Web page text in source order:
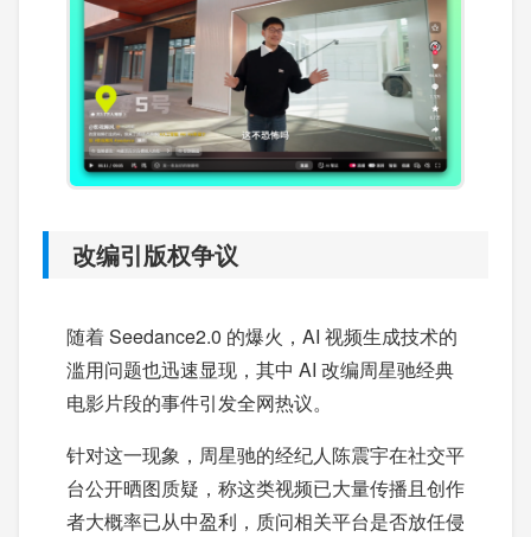
改编引版权争议
随着 Seedance2.0 的爆火，AI 视频生成技术的
滥用问题也迅速显现，其中 AI 改编周星驰经典
电影片段的事件引发全网热议。
针对这一现象，周星驰的经纪人陈震宇在社交平
台公开晒图质疑，称这类视频已大量传播且创作
者大概率已从中盈利，质问相关平台是否放任侵